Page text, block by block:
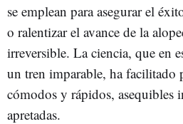
se emplean para asegurar el
o ralentizar el avance de la
irreversible. La ciencia, que en
un tren imparable, ha facilitado
cómodos y rápidos, asequibles
apretadas.